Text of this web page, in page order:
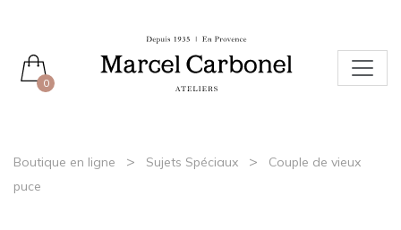
0
Boutique en ligne > Sujets Spéciaux >
Couple de vieux
puce